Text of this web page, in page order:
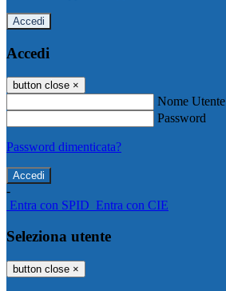
Accedi
Accedi
button close ×
Nome Utente
Password
Password dimenticata?
-
Entra con SPID Entra con CIE
Seleziona utente
button close ×